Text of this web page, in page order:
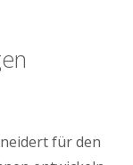
für den